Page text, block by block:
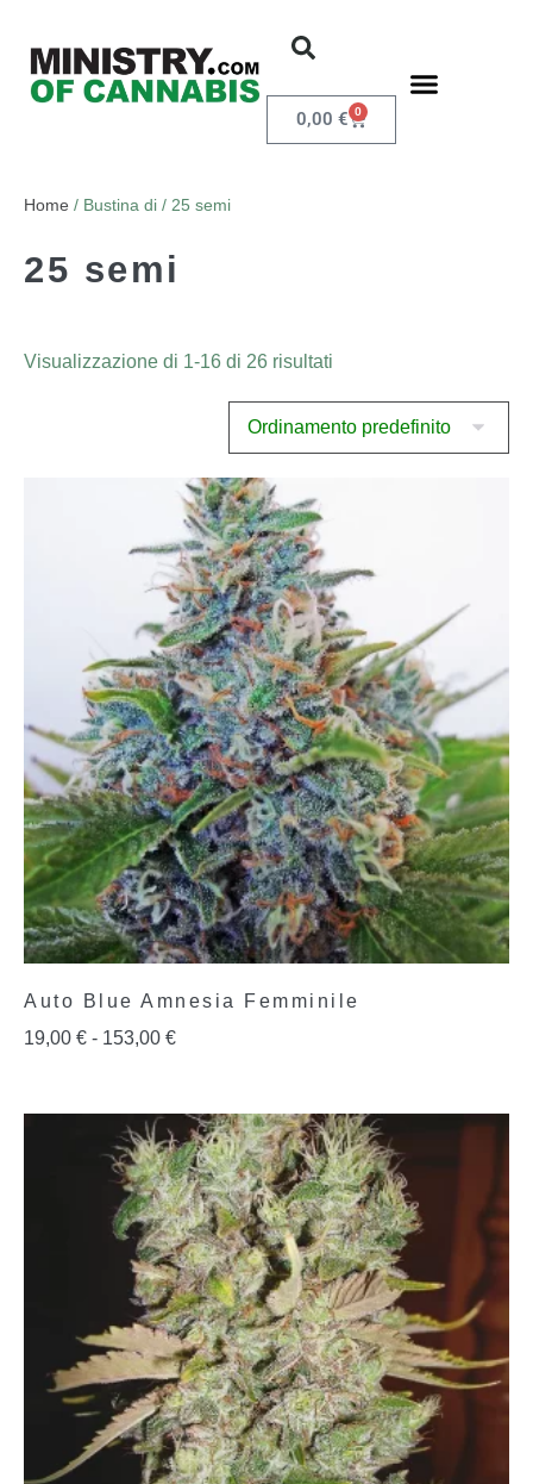
0,00 € 0
Home / Bustina di / 25 semi
25 semi
Visualizzazione di 1-16 di 26 risultati
Auto Blue Amnesia Femminile
19,00 € - 153,00 €